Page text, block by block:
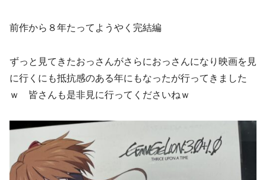
前作から８年たってようやく完結編
ずっと見てきたおっさんがさらにおっさんになり映画を見
に行くにも抵抗感のある年にもなったが行ってきました
ｗ 皆さんも是非見に行ってくださいねｗ